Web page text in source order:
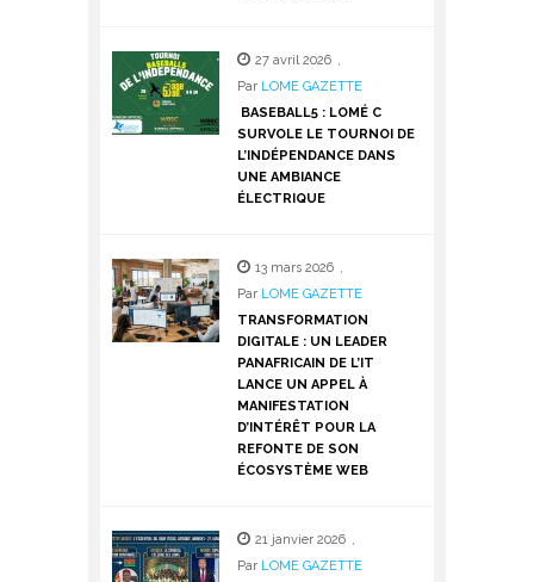
27 avril 2026
Par LOME GAZETTE
BASEBALL5 : LOMÉ C
SURVOLE LE TOURNOI DE
L’INDÉPENDANCE DANS
UNE AMBIANCE
ÉLECTRIQUE
13 mars 2026
Par LOME GAZETTE
TRANSFORMATION
DIGITALE : UN LEADER
PANAFRICAIN DE L’IT
LANCE UN APPEL À
MANIFESTATION
D’INTÉRÊT POUR LA
REFONTE DE SON
ÉCOSYSTÈME WEB
21 janvier 2026
Par LOME GAZETTE